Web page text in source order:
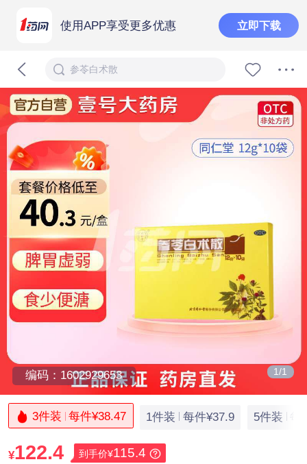
使用APP享受更多优惠 立即下载
参苓白术散
1/1
编码：1602929653
3件装 每件¥38.47 1件装 每件¥37.9 5件装
¥122.4 到手价¥115.4